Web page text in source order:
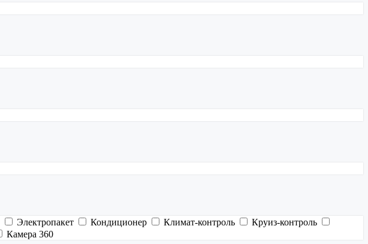
Электропакет Кондиционер Климат-контроль
Круиз-контроль
Камера 360